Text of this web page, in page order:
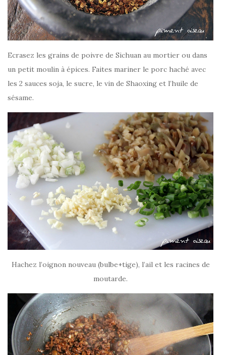
Ecrasez les grains de poivre de Sichuan au mortier ou dans
un petit moulin à épices. Faites mariner le porc haché avec
les 2 sauces soja, le sucre, le vin de Shaoxing et l’huile de
sésame.
Hachez l’oignon nouveau (bulbe+tige), l’ail et les racines de
moutarde.